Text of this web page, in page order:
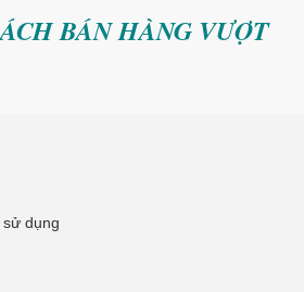
BÁN HÀNG VƯỢT
dụng